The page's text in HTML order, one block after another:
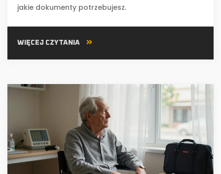
jakie dokumenty potrzebujesz.
WIĘCEJ CZYTANIA